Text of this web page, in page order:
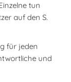
tun
auf den S.
für jeden
und